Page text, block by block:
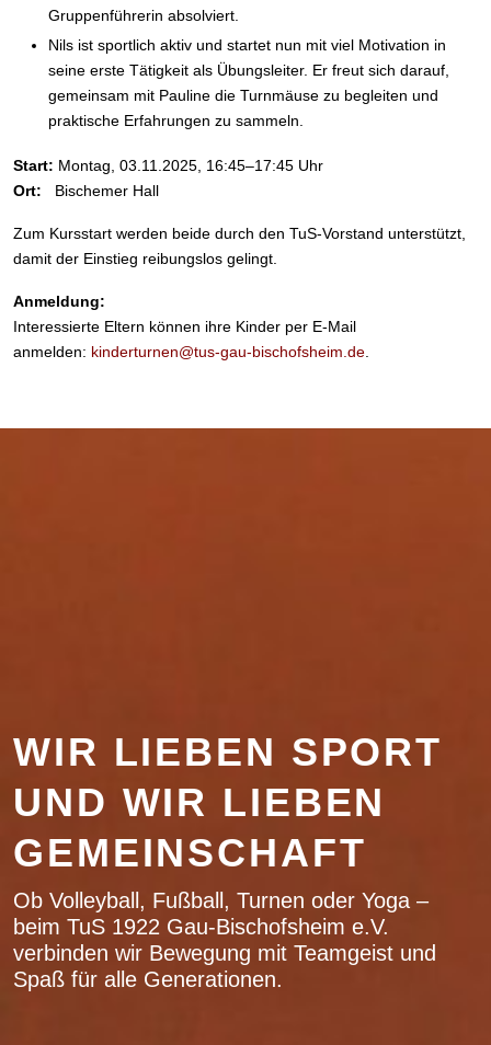
Gruppenführerin absolviert.
Nils ist sportlich aktiv und startet nun mit viel Motivation in
seine erste Tätigkeit als Übungsleiter. Er freut sich darauf,
gemeinsam mit Pauline die Turnmäuse zu begleiten und
praktische Erfahrungen zu sammeln.
Start: Montag, 03.11.2025, 16:45–17:45 Uhr
Ort: Bischemer Hall
Zum Kursstart werden beide durch den TuS-Vorstand unterstützt,
damit der Einstieg reibungslos gelingt.
Anmeldung:
Interessierte Eltern können ihre Kinder per E-Mail
anmelden: kinderturnen@tus-gau-bischofsheim.de
WIR LIEBEN SPORT
UND WIR LIEBEN
GEMEINSCHAFT
Ob Volleyball, Fußball, Turnen oder Yoga –
beim TuS 1922 Gau-Bischofsheim e.V.
verbinden wir Bewegung mit Teamgeist und
Spaß für alle Generationen.